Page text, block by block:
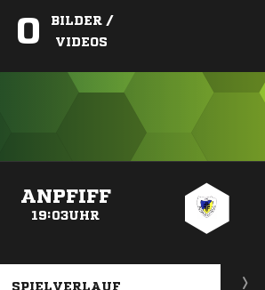
0
BILDER /
VIDEOS
ANPFIFF
19:03UHR
SPIELVERLAUF